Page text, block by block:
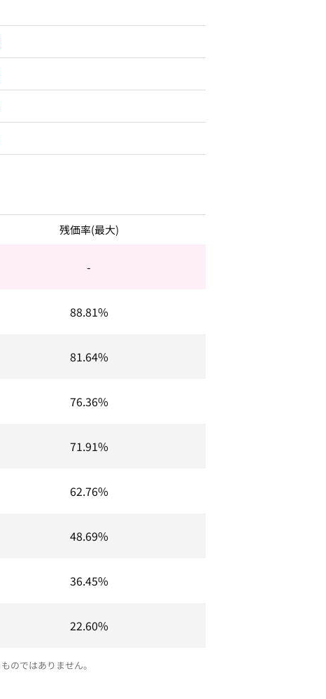
残価率(最大)
-
88.81%
81.64%
76.36%
71.91%
62.76%
48.69%
36.45%
22.60%
のではありません。